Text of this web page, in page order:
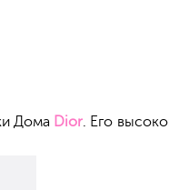
Дома Dior. Его